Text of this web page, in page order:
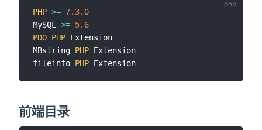
PHP >= 7.3.0
MySQL >= 5.6
PDO PHP Extension
MBstring PHP Extension
fileinfo PHP
前端目录